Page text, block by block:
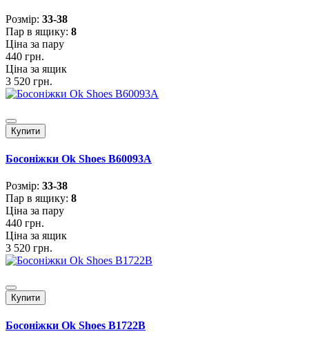
Розмiр: 33-38
Пар в ящику: 8
Ціна за пару
440 грн.
Ціна за ящик
3 520 грн.
Купити
Босоніжки Ok Shoes B60093A
Розмiр: 33-38
Пар в ящику: 8
Ціна за пару
440 грн.
Ціна за ящик
3 520 грн.
Купити
Босоніжки Ok Shoes B1722B